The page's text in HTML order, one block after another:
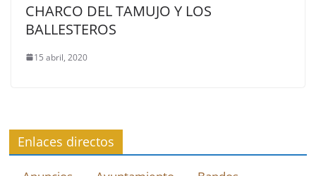
CHARCO DEL TAMUJO Y LOS
BALLESTEROS
15 abril, 2020
Enlaces directos